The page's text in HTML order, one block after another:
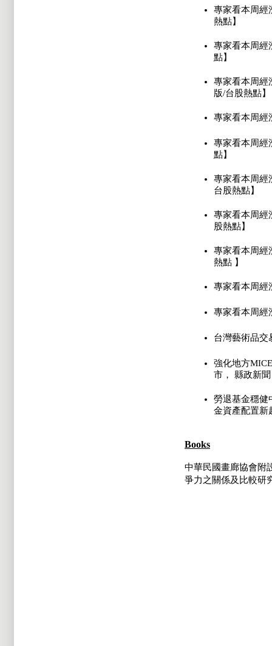
專家看本周經
熱點】
專家看本周經
點】
專家看本周經
版/台股熱點】
專家看本周經
專家看本周經
點】
專家看本周經
台股熱點】
專家看本周經
股熱點】
專家看本周經
熱點 】
專家看本周經
專家看本周經
台灣藝術品交
強化地方
市， 縣政新
勞退基金穩健
金資產配置新
Books
中華民國畫廊協會附
爭力之關係及比較研